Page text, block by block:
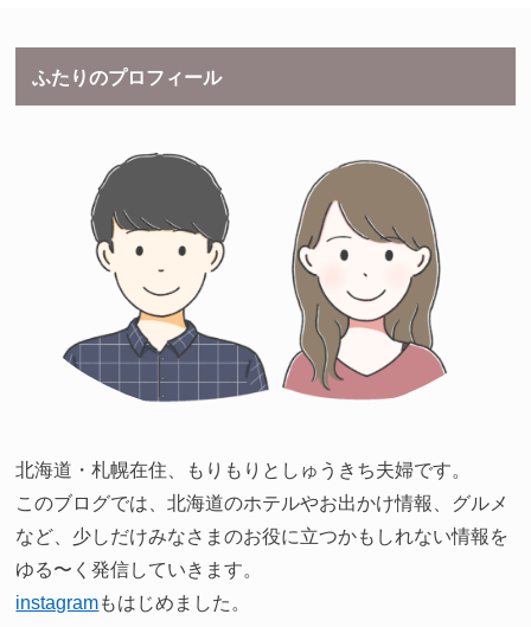
ふたりのプロフィール
北海道・札幌在住、もりもりとしゅうきち夫婦です。
このブログでは、北海道のホテルやお出かけ情報、グルメ
など、少しだけみなさまのお役に立つかもしれない情報を
ゆる〜く発信していきます。
instagramもはじめました。